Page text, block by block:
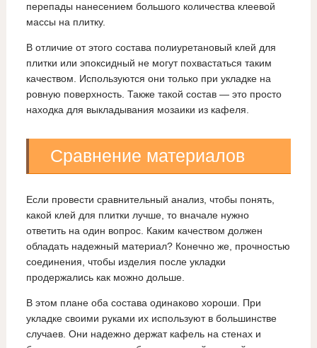
перепады нанесением большого количества клеевой
массы на плитку.
В отличие от этого состава полиуретановый клей для
плитки или эпоксидный не могут похвастаться таким
качеством. Используются они только при укладке на
ровную поверхность. Также такой состав — это просто
находка для выкладывания мозаики из кафеля.
Сравнение материалов
Если провести сравнительный анализ, чтобы понять,
какой клей для плитки лучше, то вначале нужно
ответить на один вопрос. Каким качеством должен
обладать надежный материал? Конечно же, прочностью
соединения, чтобы изделия после укладки
продержались как можно дольше.
В этом плане оба состава одинаково хороши. При
укладке своими руками их используют в большинстве
случаев. Они надежно держат кафель на стенах и